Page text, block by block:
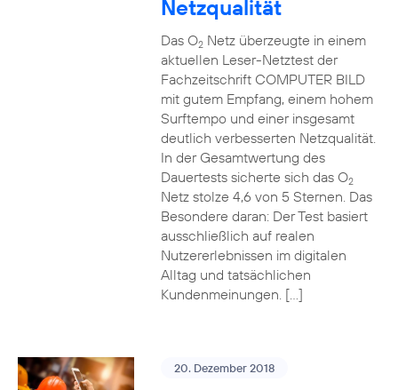
Netzqualität
Das O2Netz überzeugte in einem
aktuellen Leser-Netztest der
Fachzeitschrift COMPUTER BILD
mit gutem Empfang, einem hohem
Surftempo und einer insgesamt
deutlich verbesserten Netzqualität.
In der Gesamtwertung des
Dauertests sicherte sich das O2
Netz stolze 4,6 von 5 Sternen. Das
Besondere daran: Der Test basiert
ausschließlich auf realen
Nutzererlebnissen im digitalen
Alltag und tatsächlichen
Kundenmeinungen. […]
20. Dezember 2018